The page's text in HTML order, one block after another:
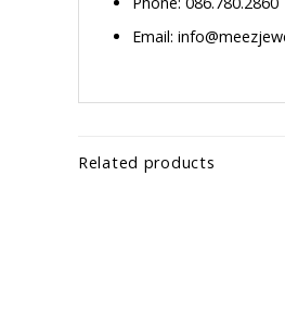
Email:
Related products